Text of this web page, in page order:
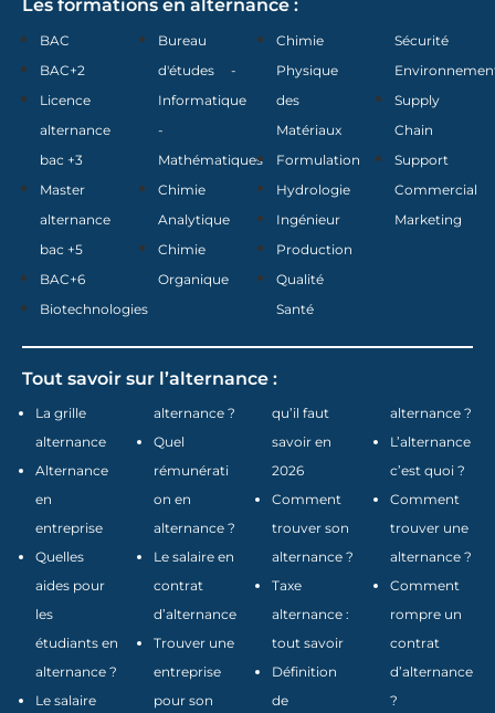
Les formations en alternance :
BAC
BAC+2
Licence
alternance
bac +3
Master
alternance
bac +5
BAC+6
Biotechnologies
Bureau
d'études -
Informatique
-
Mathématiques
Chimie
Analytique
Chimie
Organique
Chimie
Physique
des
Matériaux
Formulation
Hydrologie
Ingénieur
Production
Qualité
Santé
Sécurité
Supply
Chain
Support
Commercial
Marketing
Tout savoir sur l’alternance :
La grille
alternance
Alternance
en
entreprise
Quelles
aides pour
les
étudiants en
alternance ?
Le salaire
alternance ?
Quel
rémunérati
on en
alternance ?
Le salaire en
contrat
d’alternance
Trouver une
entreprise
pour son
qu’il faut
savoir en
2026
Comment
trouver son
alternance ?
Taxe
alternance :
tout savoir
Définition
de
alternance ?
L’alternance
c’est quoi ?
Comment
trouver une
alternance ?
Comment
rompre un
contrat
d’alternance
?